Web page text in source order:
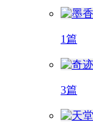
1篇
3篇